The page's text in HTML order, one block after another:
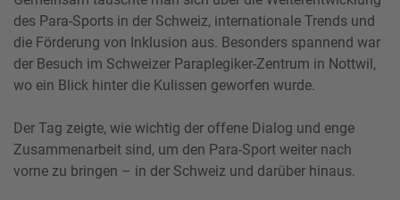
des Para-Sports in der Schweiz, internationale Trends und
die Förderung von Inklusion aus. Besonders spannend war
der Besuch im Schweizer Paraplegiker-Zentrum in Nottwil,
wo ein Blick hinter die Kulissen geworfen wurde.
Der Tag zeigte, wie wichtig der offene Dialog und enge
Zusammenarbeit sind, um den Para-Sport weiter nach
vorne zu bringen – in der Schweiz und darüber hinaus.